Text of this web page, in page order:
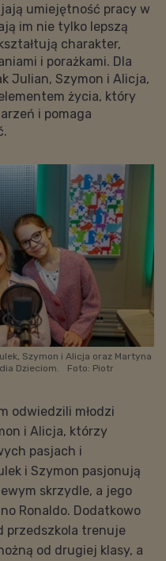
umiejętność pracy w
im nie tylko lepszą
charakter,
i porażkami. Dla
Julian, Szymon i Alicja,
życia, który
i pomaga
Szymon i Alicja oraz Martyna
Dzieciom.
Foto: Piotr
odwiedzili młodzi
i Alicja, którzy
pasjach i
i Szymon pasjonują
skrzydle, a jego
Ronaldo. Dodatkowo
przedszkola trenuje
od drugiej klasy, a